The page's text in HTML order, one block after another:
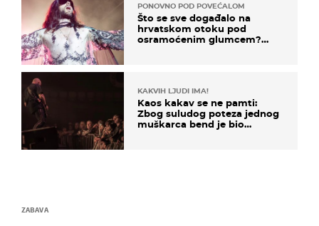
PONOVNO POD POVEĆALOM
Što se sve događalo na
hrvatskom otoku pod
osramoćenim glumcem?
KAKVIH LJUDI IMA!
Kaos kakav se ne pamti:
Zbog suludog poteza jednog
muškarca bend je bio
ZABAVA